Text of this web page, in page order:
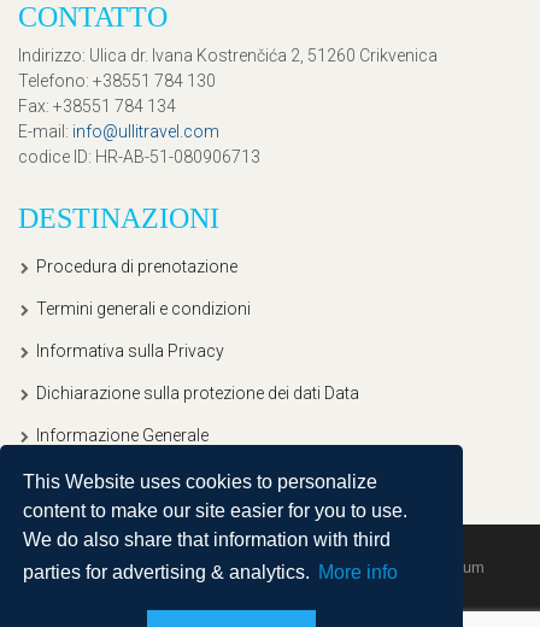
This Website uses cookies to personalize
content to make our site easier for you to use.
We do also share that information with third
parties for advertising & analytics. More info
CONTATTO
Indirizzo: Ulica dr. Ivana Kostrenčića 2, 51260 Crikvenica
Telefono: +38551 784 130
Fax: +38551 784 134
E-mail : info@ullitravel.com
codice ID: HR-AB-51-080906713
DESTINAZIONI
Procedura di prenotazione
Termini generali e condizioni
Informativa sulla Privacy
Dichiarazione sulla protezione dei dati Data
Informazione Generale
Copyright © 2020, Ullitravel |Sitemap| Powered by Agendum